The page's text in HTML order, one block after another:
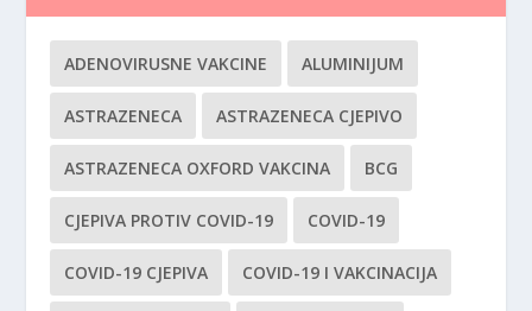
ADENOVIRUSNE VAKCINE ALUMINIJUM
ASTRAZENECA ASTRAZENECA CJEPIVO
ASTRAZENECA OXFORD VAKCINA BCG
CJEPIVA PROTIV COVID-19 COVID-19
COVID-19 CJEPIVA COVID-19 I VAKCINACIJA